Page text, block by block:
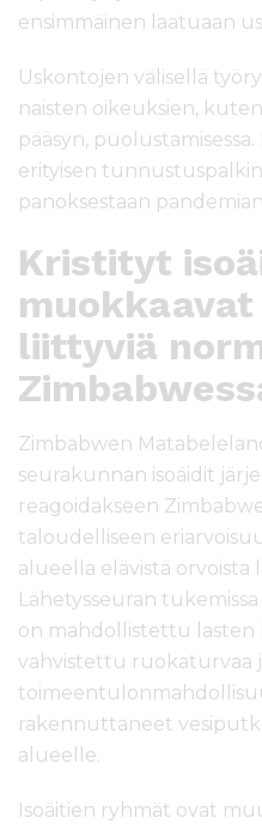
ensimmäinen laatuaan
Uskontojen välisellä
naisten oikeuksien,
pääsyn,
erityisen
panoksestaan
Kristityt
liittyviä
Zimbabwen
seurakunnan isoäidit
reagoidakseen
taloudelliseen
alueella elävistä orvoista
Lähetysseuran
on mahdollistettu lasten
vahvistettu ruokaturvaa
rakennuttaneet
alueelle.
Isoäitien ryhmät ovat